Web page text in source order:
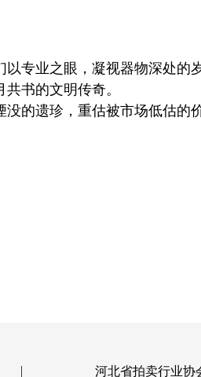
专业之眼，凝视器物深处的
书的文明传奇。
的遗珍，重估被市场低估的
河北省拍卖行业协